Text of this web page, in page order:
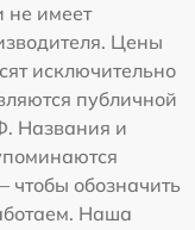
не имеет
Цены
исключительно
публичной
Названия и
обозначить
Наша